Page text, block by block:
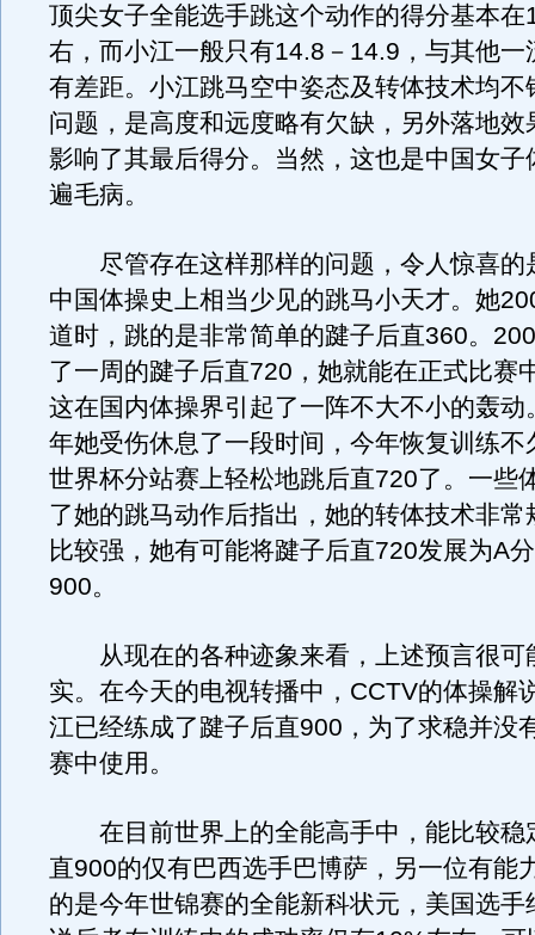
顶尖女子全能选手跳这个动作的得分基本
右，而小江一般只有14.8－14.9，与其他一
有差距。小江跳马空中姿态及转体技术均不
问题，是高度和远度略有欠缺，另外落地效
影响了其最后得分。当然，这也是中国女子
遍毛病。
尽管存在这样那样的问题，令人惊喜的
中国体操史上相当少见的跳马小天才。她
道时，跳的是非常简单的踺子后直360。
了一周的踺子后直720，她就能在正式比赛
这在国内体操界引起了一阵不大不小的轰
年她受伤休息了一段时间，今年恢复训练不
世界杯分站赛上轻松地跳后直720了。一些
了她的跳马动作后指出，她的转体技术非常
比较强，她有可能将踺子后直720发展为A
900。
从现在的各种迹象来看，上述预言很可
实。在今天的电视转播中，CCTV的体操解
江已经练成了踺子后直900，为了求稳并没
赛中使用。
在目前世界上的全能高手中，能比较稳
直900的仅有巴西选手巴博萨，另一位有能
的是今年世锦赛的全能新科状元，美国选手